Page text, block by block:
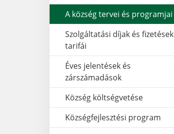
A község tervei és programjai
Szolgáltatási díjak és fizetések
tarifái
Éves jelentések és
zárszámadások
Község költségvetése
Községfejlesztési program